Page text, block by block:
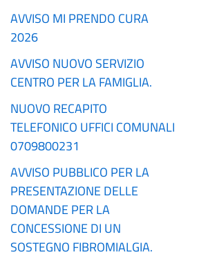
AVVISO MI PRENDO CURA
2026
AVVISO NUOVO SERVIZIO
CENTRO PER LA FAMIGLIA.
NUOVO RECAPITO
TELEFONICO UFFICI COMUNALI
0709800231
AVVISO PUBBLICO PER LA
PRESENTAZIONE DELLE
DOMANDE PER LA
CONCESSIONE DI UN
SOSTEGNO FIBROMIALGIA.